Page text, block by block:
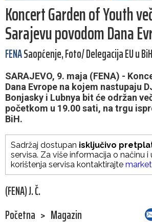
Koncert Garden of Youth
Sarajevu povodom Dana
FENASaopćenje, Foto/ Delegacija EU u BiH
SARAJEVO, 9. maja (FENA) -
Dana Evrope na kojem nastupaju
Bonjasky i Lubnya bit će održan
početkom u 19.00 sati, na trgu
BiH.
Sadržaj dostupan isključivo
servisa. Za više informacija o načinu i
korištenja servisa kontaktirajte
(FENA) J. Č.
Početna > Magazin